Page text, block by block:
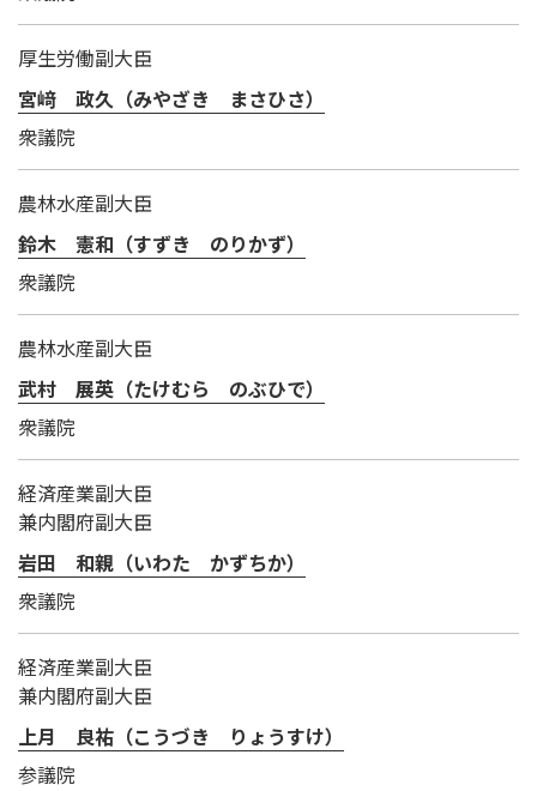
厚生労働副大臣
宮﨑 政久（みやざき まさひさ）
衆議院
農林水産副大臣
鈴木 憲和（すずき のりかず）
衆議院
農林水産副大臣
武村 展英（たけむら のぶひで）
衆議院
経済産業副大臣
兼内閣府副大臣
岩田 和親（いわた かずちか）
衆議院
経済産業副大臣
兼内閣府副大臣
上月 良祐（こうづき りょうすけ）
参議院